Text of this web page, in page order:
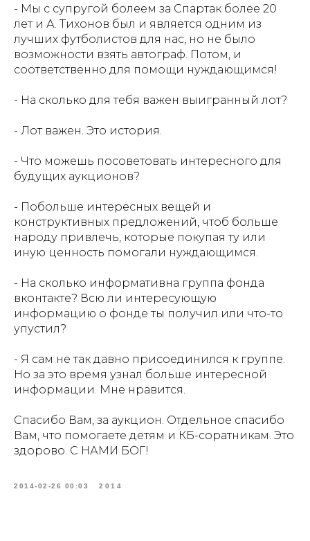
- Мы с супругой болеем за Спартак более 20
лет и А. Тихонов был и является одним из
лучших футболистов для нас, но не было
возможности взять автограф. Потом, и
соответственно для помощи нуждающимся!
- На сколько для тебя важен выигранный лот?
- Лот важен. Это история.
- Что можешь посоветовать интересного для
будущих аукционов?
- Побольше интересных вещей и
конструктивных предложений, чтоб больше
народу привлечь, которые покупая ту или
иную ценность помогали нуждающимся.
- На сколько информативна группа фонда
вконтакте? Всю ли интересующую
информацию о фонде ты получил или что-то
упустил?
- Я сам не так давно присоединился к группе.
Но за это время узнал больше интересной
информации. Мне нравится.
Спасибо Вам, за аукцион. Отдельное спасибо
Вам, что помогаете детям и КБ-соратникам. Это
здорово. С НАМИ БОГ!
2014-02-26 00:03 2014